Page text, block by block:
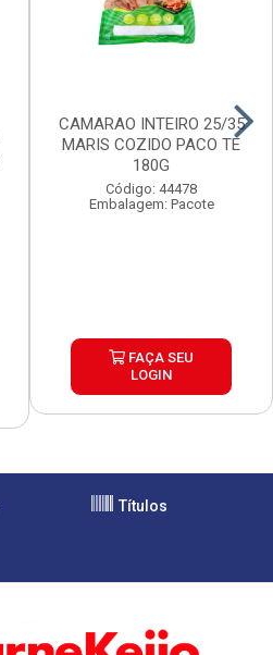
CAMARAO INTEIRO 25/35
MARIS COZIDO PACO TE
180G
Código: 44478
Embalagem: Pacote
FAÇA SEU
LOGIN
Títulos